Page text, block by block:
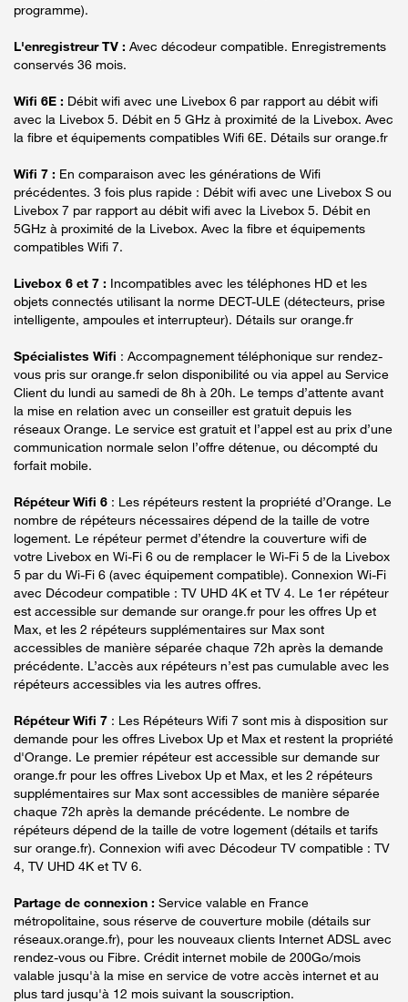
programme).
L'enregistreur TV : Avec décodeur compatible. Enregistrements
conservés 36 mois.
Wifi 6E : Débit wifi avec une Livebox 6 par rapport au débit wifi
avec la Livebox 5. Débit en 5 GHz à proximité de la Livebox. Avec
la fibre et équipements compatibles Wifi 6E. Détails sur orange.fr
Wifi 7 : En comparaison avec les générations de Wifi
précédentes. 3 fois plus rapide : Débit wifi avec une Livebox S ou
Livebox 7 par rapport au débit wifi avec la Livebox 5. Débit en
5GHz à proximité de la Livebox. Avec la fibre et équipements
compatibles Wifi 7.
Livebox 6 et 7 : Incompatibles avec les téléphones HD et les
objets connectés utilisant la norme DECT-ULE (détecteurs, prise
intelligente, ampoules et interrupteur). Détails sur orange.fr
Spécialistes Wifi : Accompagnement téléphonique sur rendez-
vous pris sur orange.fr selon disponibilité ou via appel au Service
Client du lundi au samedi de 8h à 20h. Le temps d’attente avant
la mise en relation avec un conseiller est gratuit depuis les
réseaux Orange. Le service est gratuit et l’appel est au prix d’une
communication normale selon l’offre détenue, ou décompté du
forfait mobile.
Répéteur Wifi 6 : Les répéteurs restent la propriété d’Orange. Le
nombre de répéteurs nécessaires dépend de la taille de votre
logement. Le répéteur permet d’étendre la couverture wifi de
votre Livebox en Wi-Fi 6 ou de remplacer le Wi-Fi 5 de la Livebox
5 par du Wi-Fi 6 (avec équipement compatible). Connexion Wi-Fi
avec Décodeur compatible : TV UHD 4K et TV 4. Le 1er répéteur
est accessible sur demande sur orange.fr pour les offres Up et
Max, et les 2 répéteurs supplémentaires sur Max sont
accessibles de manière séparée chaque 72h après la demande
précédente. L’accès aux répéteurs n’est pas cumulable avec les
répéteurs accessibles via les autres offres.
Répéteur Wifi 7 : Les Répéteurs Wifi 7 sont mis à disposition sur
demande pour les offres Livebox Up et Max et restent la propriété
d'Orange. Le premier répéteur est accessible sur demande sur
orange.fr pour les offres Livebox Up et Max, et les 2 répéteurs
supplémentaires sur Max sont accessibles de manière séparée
chaque 72h après la demande précédente. Le nombre de
répéteurs dépend de la taille de votre logement (détails et tarifs
sur orange.fr). Connexion wifi avec Décodeur TV compatible : TV
4, TV UHD 4K et TV 6.
Partage de connexion : Service valable en France
métropolitaine, sous réserve de couverture mobile (détails sur
réseaux.orange.fr), pour les nouveaux clients Internet ADSL avec
rendez-vous ou Fibre. Crédit internet mobile de 200Go/mois
valable jusqu'à la mise en service de votre accès internet et au
plus tard jusqu'à 12 mois suivant la souscription.